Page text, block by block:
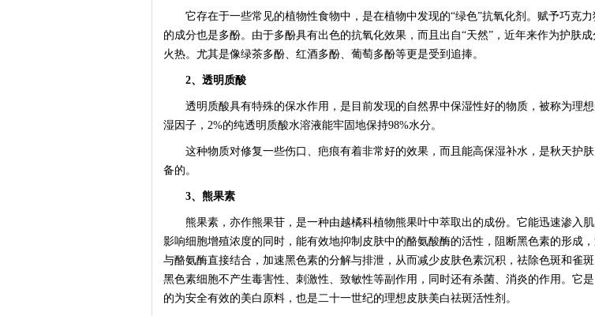
它存在于一些常见的植物性食物中，是在植物中发现的“绿色”抗氧化剂。赋予巧克力
的成分也是多酚。由于多酚具有出色的抗氧化效果，而且出自“天然”，近年来作为护肤成
火热。尤其是像绿茶多酚、红酒多酚、葡萄多酚等更是受到追捧。
2、透明质酸
透明质酸具有特殊的保水作用，是目前发现的自然界中保湿性好的物质，被称为理
湿因子，2%的纯透明质酸水溶液能牢固地保持98%水分。
这种物质对修复一些伤口、疤痕有着非常好的效果，而且能高保湿补水，是秋天护
备的。
3、熊果素
熊果素，亦作熊果苷，是一种由越橘科植物熊果叶中萃取出的成份。它能迅速渗入肌
影响细胞增殖浓度的同时，能有效地抑制皮肤中的酪氨酸酶的活性，阻断黑色素的形成
与酪氨酶直接结合，加速黑色素的分解与排泄，从而减少皮肤色素沉积，祛除色斑和雀
黑色素细胞不产生毒害性、刺激性、致敏性等副作用，同时还有杀菌、消炎的作用。它
的为安全有效的美白原料，也是二十一世纪的理想皮肤美白祛斑活性剂。